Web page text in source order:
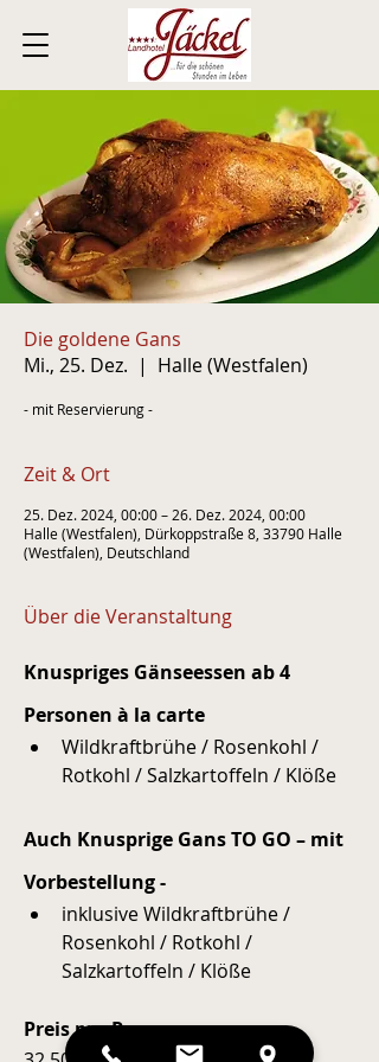
Die goldene Gans
Mi., 25. Dez.
  |
Halle (Westfalen)
- mit Reservierung -
Zeit & Ort
25. Dez. 2024, 00:00 – 26. Dez. 2024, 00:00
Halle (Westfalen), Dürkoppstraße 8, 33790 Halle
(Westfalen), Deutschland
Über die Veranstaltung
Knuspriges Gänseessen ab 4
Personen à la carte
Wildkraftbrühe / Rosenkohl /
Rotkohl / Salzkartoffeln / Klöße
Auch Knusprige Gans TO GO – mit
Vorbestellung -
inklusive Wildkraftbrühe /
Rosenkohl / Rotkohl /
Salzkartoffeln / Klöße
Preis pro Person: